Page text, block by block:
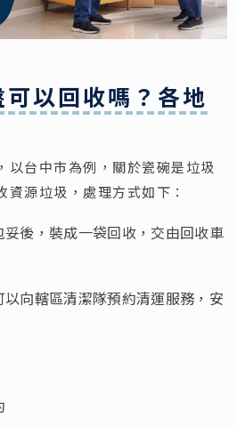
以回收嗎？各地
以台中市為例，關於瓷碗是垃圾
源垃圾，處理方式如下：
妥後，裝成一袋回收，交由回收車
以向轄區清潔隊預約清運服務，安